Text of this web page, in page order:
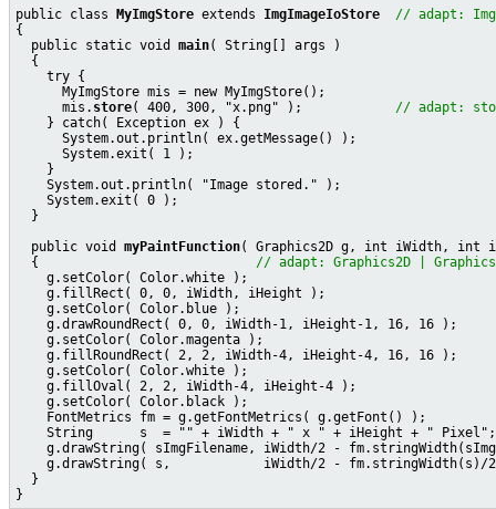
public class
MyImgStore extends ImgImageIoStore
// adapt:
{
  public static void
main( String[] args )
  {
    try {
      MyImgStore mis = new MyImgStore();
      mis.
store( 400, 300, "x.png" ); // adapt:
    } catch( Exception ex ) {
      System.out.println( ex.getMessage() );
      System.exit( 1 );
    }
    System.out.println( "Image stored." );
    System.exit( 0 );
  }
  public void
myPaintFunction( Graphics2D g, int iWidth, int
  {
// adapt: Graphics2D | Graphics
    g.setColor( Color.white );
    g.fillRect( 0, 0, iWidth, iHeight );
    g.setColor( Color.blue );
    g.drawRoundRect( 0, 0, iWidth-1, iHeight-1, 16, 16 );
    g.setColor( Color.magenta );
    g.fillRoundRect( 2, 2, iWidth-4, iHeight-4, 16, 16 );
    g.setColor( Color.white );
    g.fillOval( 2, 2, iWidth-4, iHeight-4 );
    g.setColor( Color.black );
    FontMetrics fm = g.getFontMetrics( g.getFont() );
    String      s  = "" + iWidth + " x " + iHeight + " Pixel";
g.drawString( sImgFilename, iWidth/2 -
g.drawString( s,            iWidth/2 -
  }